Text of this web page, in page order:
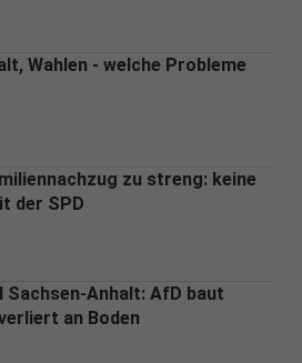
Wahlen - welche Probleme
zu streng: keine
der SPD
Sachsen-Anhalt: AfD baut
an Boden